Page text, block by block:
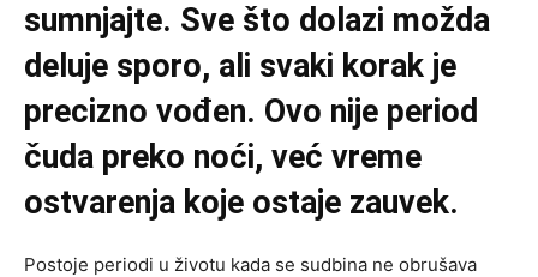
sumnjajte. Sve što dolazi možda
deluje sporo, ali svaki korak je
precizno vođen. Ovo nije period
čuda preko noći, već vreme
ostvarenja koje ostaje zauvek.
Postoje periodi u životu kada se sudbina ne obrušava